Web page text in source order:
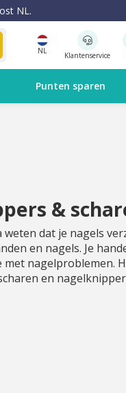
NL.
NL Klantenservice
Punten sparen
&
weten dat je nagels
en nagels. Je
met nagelproblemen.
en